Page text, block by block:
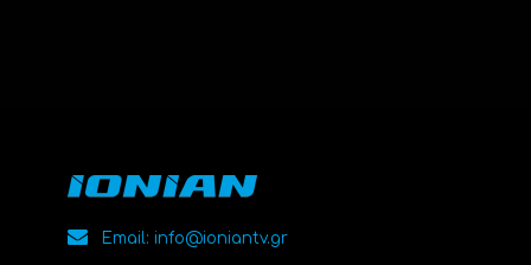
Email: info@ioniantv.gr